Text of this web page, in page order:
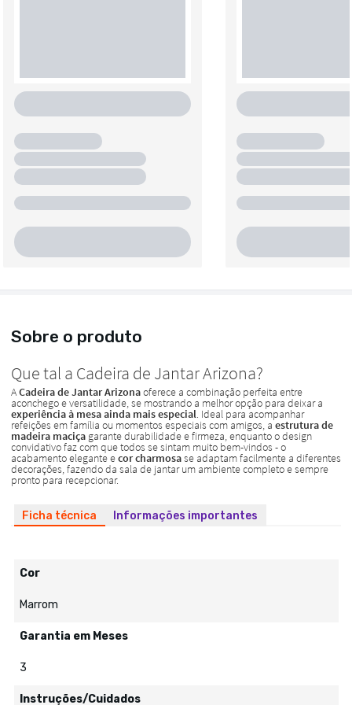
Sobre o produto
Ficha técnica Informações importantes
Cor
Marrom
Garantia em Meses
3
Instruções/Cuidados